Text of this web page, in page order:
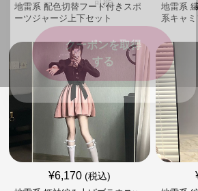
クーポンを取得
する
地雷系 配色切替フード付きスポ
ーツジャージ上下セット
地雷系
系キャ
¥6,170 (税込)